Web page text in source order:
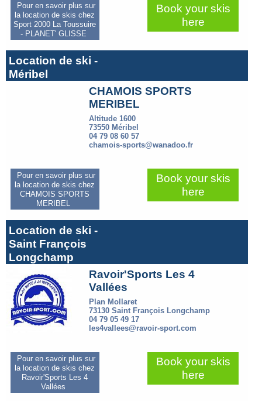
Pour en savoir plus sur
la location de skis chez
Sport 2000 La Toussuire
- PLANET' GLISSE
Book your skis
here
Location de ski -
Méribel
CHAMOIS SPORTS
MERIBEL
Altitude 1600
73550 Méribel
04 79 08 60 57
chamois-sports@wanadoo.fr
Pour en savoir plus sur
la location de skis chez
CHAMOIS SPORTS
MERIBEL
Book your skis
here
Location de ski -
Saint François
Longchamp
Ravoir'Sports Les 4
Vallées
Plan Mollaret
73130 Saint François Longchamp
04 79 05 49 17
les4vallees@ravoir-sport.com
Pour en savoir plus sur
la location de skis chez
Ravoir'Sports Les 4
Vallées
Book your skis
here